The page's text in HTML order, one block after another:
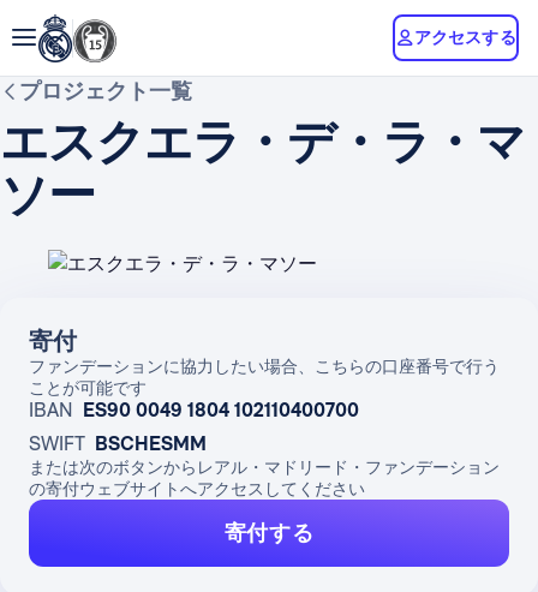
アクセスする
プロジェクト一覧
エスクエラ・デ・ラ・マ
ソー
寄付
ファンデーションに協力したい場合、こちらの口座番号で行う
ことが可能です
IBAN ES90 0049 1804 102110400700
SWIFT BSCHESMM
または次のボタンからレアル・マドリード・ファンデーション
の寄付ウェブサイトへアクセスしてください
寄付する